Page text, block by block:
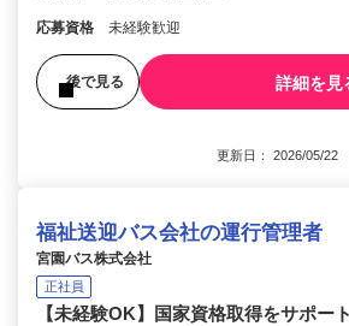
応募資格 未経験歓迎
後で見る 詳細を見
更新日： 2026/05/
福祉送迎バス会社の運行管理者
宮園バス株式会社
正社員
【未経験OK】国家資格取得をサポー